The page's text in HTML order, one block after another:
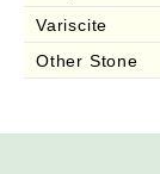
Variscite
Other Stone